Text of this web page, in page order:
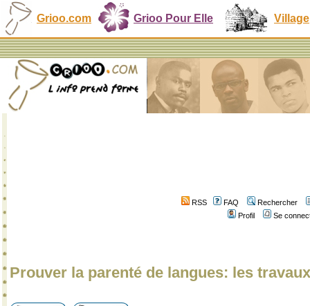
Grioo.com Grioo Pour Elle Village
RSS FAQ
Rechercher
Profil
Se
Prouver la parenté de langues: les